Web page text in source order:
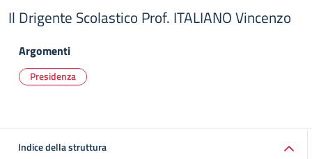
Il Drigente Scolastico Prof. ITALIANO Vincenzo
Argomenti
Presidenza
Indice della struttura